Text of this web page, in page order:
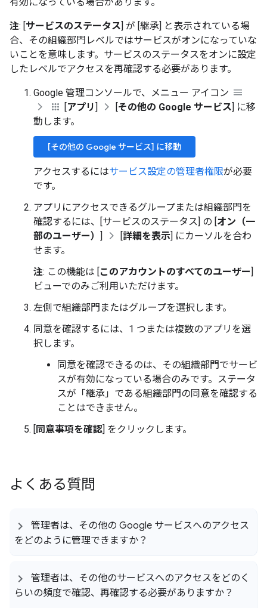
注: [サービスのステータス] が [継承] と表示されている場
合、その組織部門レベルではサービスがオンになっていな
いことを意味します。サービスのステータスをオンに設定
したレベルでアクセスを再確認する必要があります。
Google 管理コンソールで、メニュー アイコン
[アプリ] [その他の Google サービス] に移
動します。
[その他の Google サービス] に移動
アクセスするにはサービス設定の管理者権限が必要
です。
アプリにアクセスできるグループまたは組織部門を
確認するには、[サービスのステータス] の [オン（一
部のユーザー） ] [詳細を表示] にカーソルを合わ
せます。
注: この機能は [このアカウントのすべてのユーザー]
ビューでのみご利用いただけます。
左側で組織部門またはグループを選択します。
同意を確認するには、1 つまたは複数のアプリを選
択します。
同意を確認できるのは、その組織部門でサービ
スが有効になっている場合のみです。ステータ
スが「継承」である組織部門の同意を確認する
ことはできません。
[同意事項を確認] をクリックします。
よくある質問
管理者は、その他の Google サービスへのアクセス
をどのように管理できますか？
管理者は、その他のサービスへのアクセスをどのく
らいの頻度で確認、再確認する必要がありますか？